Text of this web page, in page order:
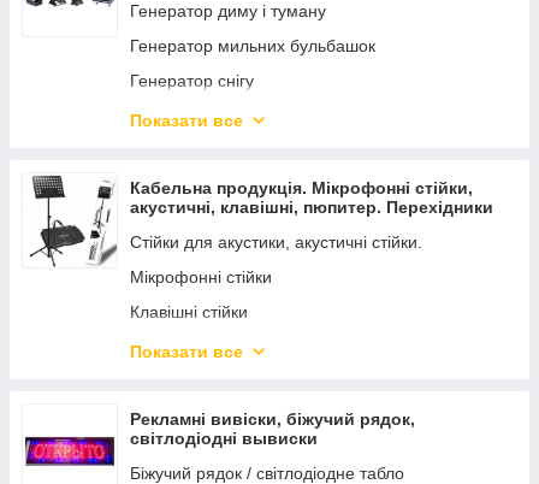
Генератор диму і туману
Генератор мильних бульбашок
Генератор снігу
Генератор піни
Генератор СО2
Генератор вогню
Рідина для генераторів ефектів
Показати все
Кабельна продукція. Мікрофонні стійки,
акустичні, клавішні, пюпитер. Перехідники
Стійки для акустики, акустичні стійки.
Мікрофонні стійки
Клавішні стійки
Стійка для світлоприладів
Кабельна продукція, конектори, перехідники
Показати все
Рекламні вивіски, біжучий рядок,
світлодіодні вывиски
Біжучий рядок / світлодіодне табло